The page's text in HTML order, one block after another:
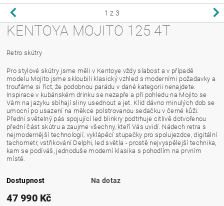
1 z 3
KENTOYA MOJITO 125 4T
Retro skútry
Pro stylové skútry jsme měli v Kentoye vždy slabost a v případě
modelu Mojito jsme skloubili klasický vzhled s moderními požadavky a
troufáme si říct, že podobnou parádu v dané kategorii nenajdete.
Inspirace v kubánském drinku se nezapře a při pohledu na Mojito se
Vám na jazyku sbíhají sliny usednout a jet. Klid dávno minulých dob se
umocní po usazení na měkce polstrovanou sedačku v černé kůži.
Přední světelný pás spojující led blinkry podtrhuje citlivě dotvořenou
přední část skútru a zaujme všechny, kteří Vás uvidí. Nádech retra s
nejmodernější technologií, vyklápěcí stupačky pro spolujezdce, digitální
tachometr, vstřikování Delphi, led světla - prostě nejvyspělejší technika,
kam se podíváš, jednoduše moderní klasika s pohodlím na prvním
místě.
Dostupnost Na dotaz
47 990 Kč